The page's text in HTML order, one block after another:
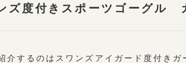
ズ度付きスポーツゴーグル
介するのはスワンズアイガード度付きガ